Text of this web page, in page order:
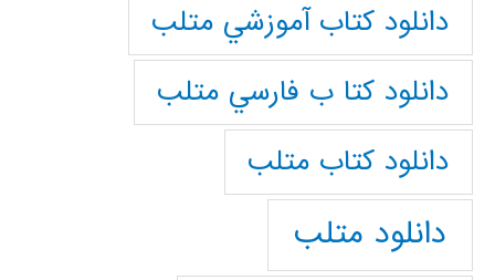
دانلود كتاب آموزشي متلب
دانلود كتا ب فارسي متلب
دانلود كتاب متلب
دانلود متلب